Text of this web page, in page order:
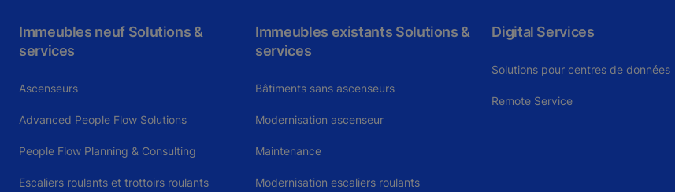
Immeubles neuf Solutions &
services
Ascenseurs
Advanced People Flow Solutions
People Flow Planning & Consulting
Escaliers roulants et trottoirs roulants
Immeubles existants Solutions &
services
Bâtiments sans ascenseurs
Modernisation ascenseur
Maintenance
Modernisation escaliers roulants
Digital Services
Solutions pour centres de données
Remote Service